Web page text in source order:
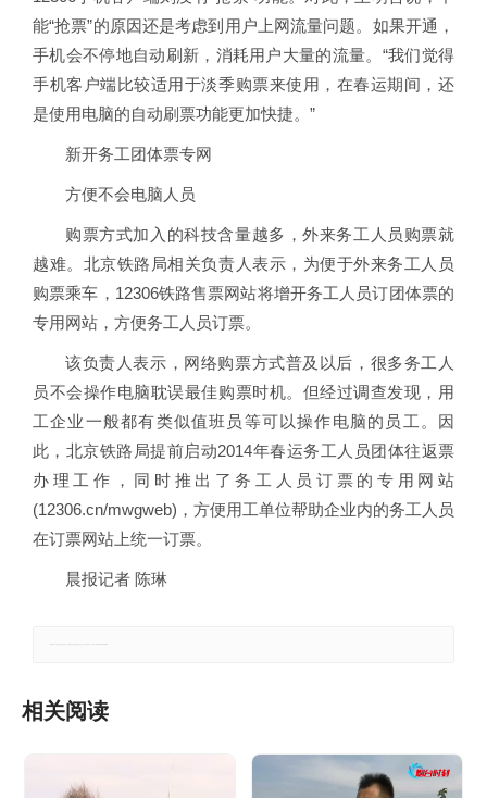
能“抢票”的原因还是考虑到用户上网流量问题。如果开通，
手机会不停地自动刷新，消耗用户大量的流量。“我们觉得
手机客户端比较适用于淡季购票来使用，在春运期间，还
是使用电脑的自动刷票功能更加快捷。”
新开务工团体票专网
方便不会电脑人员
购票方式加入的科技含量越多，外来务工人员购票就
越难。北京铁路局相关负责人表示，为便于外来务工人员
购票乘车，12306铁路售票网站将增开务工人员订团体票的
专用网站，方便务工人员订票。
该负责人表示，网络购票方式普及以后，很多务工人
员不会操作电脑耽误最佳购票时机。但经过调查发现，用
工企业一般都有类似值班员等可以操作电脑的员工。因
此，北京铁路局提前启动2014年春运务工人员团体往返票
办理工作，同时推出了务工人员订票的专用网站
(12306.cn/mwgweb)，方便用工单位帮助企业内的务工人员
在订票网站上统一订票。
晨报记者 陈琳
相关阅读